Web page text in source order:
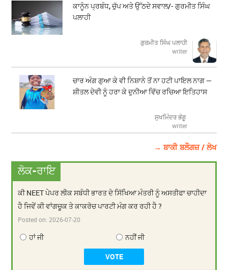
ਕਾਨੂੰਨ ਪ੍ਰਬੰਧ, ਚੁੱਪ ਅਤੇ ਉੱਠਦੇ ਸਵਾਲ/- ਗੁਰਮੀਤ ਸਿੰਘ
ਪਲਾਹੀ
ਗੁਰਮੀਤ ਸਿੰਘ ਪਲਾਹੀ
writer
ਚਾਰ ਅੰਗ ਗੁਆ ਕੇ ਵੀ ਨਿਸ਼ਾਨੇ ਤੋਂ ਨਾ ਹਟੀ ਪਾਇਲ ਨਾਗ —
ਸ਼ੀਤਲ ਦੇਵੀ ਨੂੰ ਹਰਾ ਕੇ ਦੁਨੀਆ ਵਿੱਚ ਰਚਿਆ ਇਤਿਹਾਸ
ਸੁਖਮਿੰਦਰ ਭੰਗੂ
writer
→ ਬਾਕੀ ਬਲੌਗਜ਼ / ਲੇਖ
ਲੋਕ-ਰਾਇ
ਕੀ NEET ਪੇਪਰ ਲੀਕ ਸਬੰਧੀ ਭਾਰਤ ਦੇ ਸਿੱਖਿਆ ਮੰਤਰੀ ਨੂੰ ਅਸਤੀਫਾ ਚਾਹੀਦਾ
ਹੈ ਜਿਵੇਂ ਕੀ ਵਾਂਗਚੂਕ ਤੇ ਕਾਕਰੋਚ ਪਾਰਟੀ ਮੰਗ ਕਰ ਰਹੀ ਹੈ ?
Posted on: 2026-07-20
ਹਾਂ ਜੀ ਨਹੀਂ ਜੀ